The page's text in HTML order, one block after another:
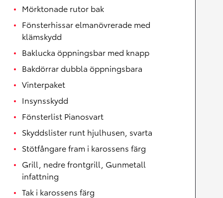
Mörktonade rutor bak
Fönsterhissar elmanövrerade med
klämskydd
Baklucka öppningsbar med knapp
Bakdörrar dubbla öppningsbara
Vinterpaket
Insynsskydd
Fönsterlist Pianosvart
Skyddslister runt hjulhusen, svarta
Stötfångare fram i karossens färg
Grill, nedre frontgrill, Gunmetall
infattning
Tak i karossens färg